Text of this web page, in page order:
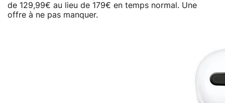
de 129,99€ au lieu de 179€ en temps normal. Une
offre à ne pas manquer.